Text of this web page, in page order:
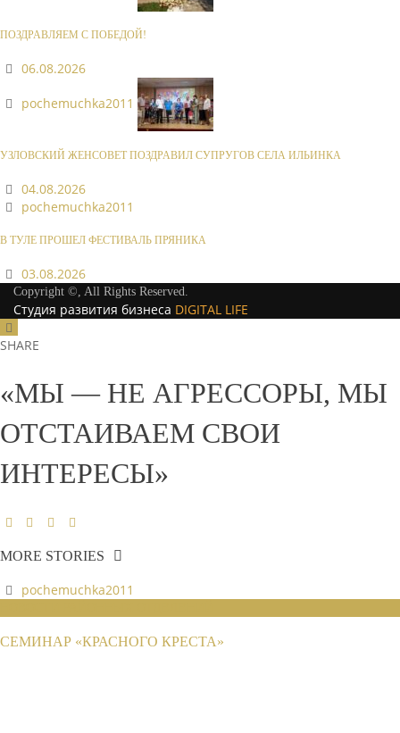
ПОЗДРАВЛЯЕМ С ПОБЕДОЙ!
06.08.2026
pochemuchka2011
УЗЛОВСКИЙ ЖЕНСОВЕТ ПОЗДРАВИЛ СУПРУГОВ СЕЛА ИЛЬИНКА
04.08.2026
pochemuchka2011
В ТУЛЕ ПРОШЕЛ ФЕСТИВАЛЬ ПРЯНИКА
03.08.2026
Copyright ©, All Rights Reserved.
Студия развития бизнеса DIGITAL LIFE
SHARE
«МЫ — НЕ АГРЕССОРЫ, МЫ
ОТСТАИВАЕМ СВОИ
ИНТЕРЕСЫ»
MORE STORIES
pochemuchka2011
СЕМИНАР «КРАСНОГО КРЕСТА»